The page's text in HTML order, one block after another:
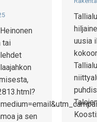
tai
ja sen
uusia